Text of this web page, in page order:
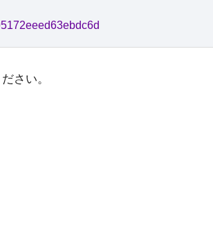
さい。